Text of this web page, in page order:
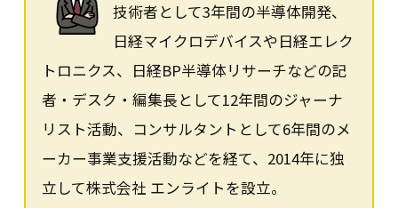
技術者として3年間の半導体開発、
日経マイクロデバイスや日経エレク
トロニクス、日経BP半導体リサーチなどの記
者・デスク・編集長として12年間のジャーナ
リスト活動、コンサルタントとして6年間のメ
ーカー事業支援活動などを経て、2014年に独
立して株式会社 エンライトを設立。